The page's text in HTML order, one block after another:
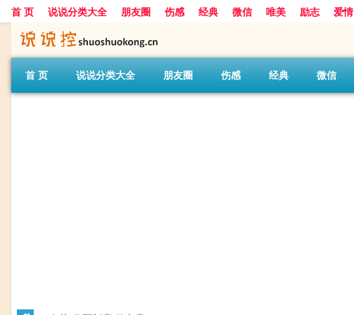
首 页 说说分类大全 朋友圈 伤感 经典 微信 唯美 励志 爱情
首 页 说说分类大全 朋友圈 伤感 经典 微信